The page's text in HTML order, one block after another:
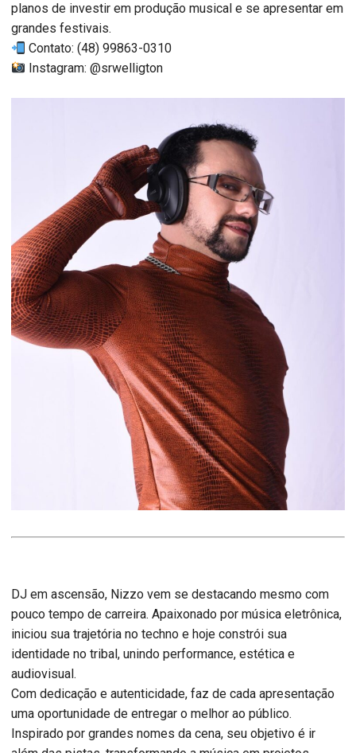
planos de investir em produção musical e se apresentar em
grandes festivais.
Contato: (48) 99863-0310
Instagram: @srwelligton
DJ em ascensão, Nizzo vem se destacando mesmo com
pouco tempo de carreira. Apaixonado por música eletrônica,
iniciou sua trajetória no techno e hoje constrói sua
identidade no tribal, unindo performance, estética e
audiovisual.
Com dedicação e autenticidade, faz de cada apresentação
uma oportunidade de entregar o melhor ao público.
Inspirado por grandes nomes da cena, seu objetivo é ir